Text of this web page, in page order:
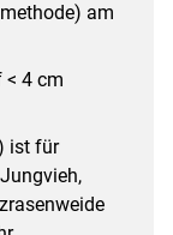
am
4 cm
ist für